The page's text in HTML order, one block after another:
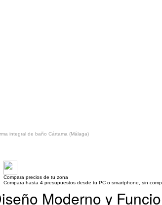
integral de baño Cártama (Málaga)
Compara precios de tu zona
Compara hasta 4 presupuestos desde tu PC o smartphone, sin
Moderno y